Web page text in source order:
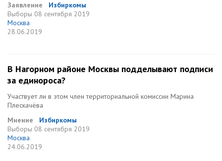
Заявление
Избиркомы
Выборы 08 сентября 2019
Москва
28.06.2019
В Нагорном районе Москвы подделывают подписи
за единороса?
Участвует ли в этом член территориальной комиссии Марина
Плескачёва
Мнение
Избиркомы
Выборы 08 сентября 2019
Москва
24.06.2019